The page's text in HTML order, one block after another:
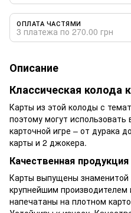
ОПЛАТА ЧАСТЯМИ
3 платежа по 270.00 грн
Описание
Классическая колода
Карты из этой колоды с
поэтому могут использовать
карточной игре – от дурака
карты и 2 джокера.
Качественная
Карты выпущены знаменитой
крупнейшим производителем
напечатаны на плотном